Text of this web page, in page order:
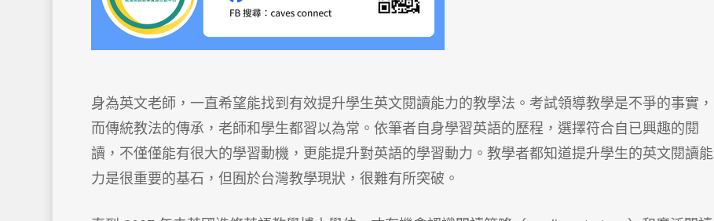
身為英文老師，一直希望能找到有效提升學生英文閱讀能力的教學法。考試領導教學是不爭的事實，
而傳統教法的傳承，老師和學生都習以為常。依筆者自身學習英語的歷程，選擇符合自已興趣的閱
讀，不僅僅能有很大的學習動機，更能提升對英語的學習動力。教學者都知道提升學生的英文閱讀能
力是很重要的基石，但囿於台灣教學現狀，很難有所突破。